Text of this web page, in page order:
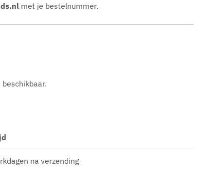
met je bestelnummer.
na verzending